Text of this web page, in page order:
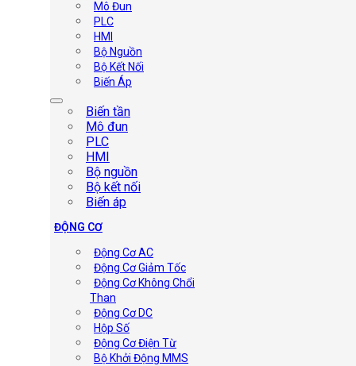
Mô Đun
PLC
HMI
Bộ Nguồn
Bộ Kết Nối
Biến Áp
Biến tần
Mô đun
PLC
HMI
Bộ nguồn
Bộ kết nối
Biến áp
ĐỘNG CƠ
Động Cơ AC
Động Cơ Giảm Tốc
Động Cơ Không Chổi
Than
Động Cơ DC
Hộp Số
Động Cơ Điện Từ
Bộ Khởi Động MMS